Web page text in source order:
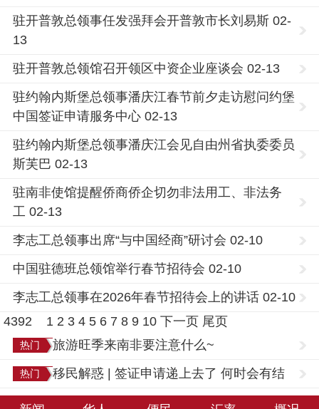
驻开普敦总领事任发强拜会开普敦市长刘易斯 02-
13
驻开普敦总领馆召开领区中资企业座谈会 02-13
驻约翰内斯堡总领事潘庆江春节前夕走访慰问约堡
中国签证申请服务中心 02-13
驻约翰内斯堡总领事潘庆江会见自由州省执委委员
斯芙巴 02-13
驻南非使馆提醒侨商侨企切勿非法用工、非法务
工 02-13
李志工总领事出席“与中国经商”研讨会 02-10
中国驻德班总领馆举行春节招待会 02-10
李志工总领事在2026年春节招待会上的讲话 02-10
4392
1 2 3 4 5 6 7 8 9 10 下一页 尾页
热门 旅游旺季来南非要注意什么~
热门
移民解惑 | 签证申请递上去了 何时会有结
果？